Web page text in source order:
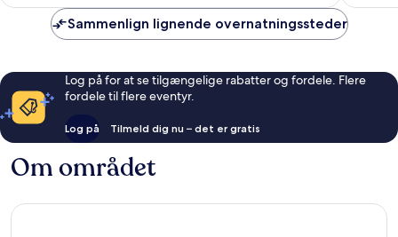
anmeldelser
Sammenlign lignende overnatningssteder
Log på for at se tilgængelige rabatter og fordele. Flere
fordele til flere eventyr.
Log på Tilmeld dig nu – det er gratis
Om området